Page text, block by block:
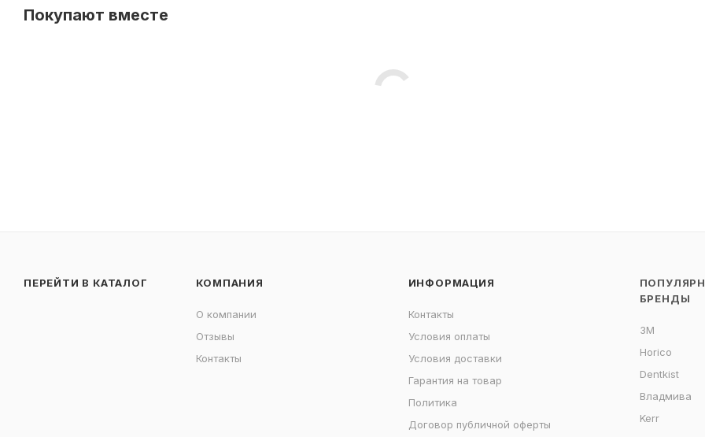
Покупают вместе
ПЕРЕЙТИ В КАТАЛОГ КОМПАНИЯ
О компании
Отзывы
Контакты
ИНФОРМАЦИЯ
Контакты
Условия оплаты
Условия доставки
Гарантия на товар
Политика
Договор публичной оферты
БРЕНДЫ
3M
Horico
Dentkist
Владмива
Kerr